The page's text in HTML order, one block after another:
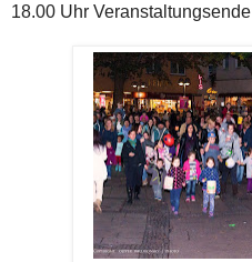
18.00 Uhr Veranstaltungsende